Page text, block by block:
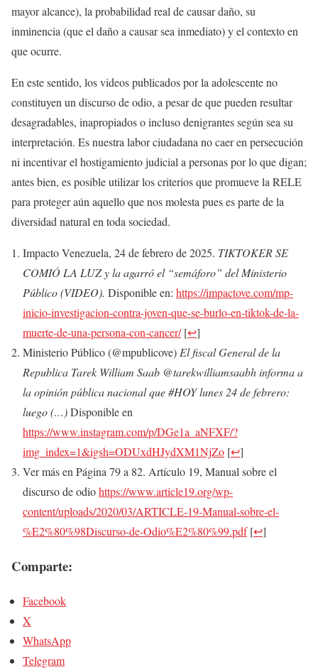
mayor alcance), la probabilidad real de causar daño, su
inminencia (que el daño a causar sea inmediato) y el contexto en
que ocurre.
En este sentido, los videos publicados por la adolescente no
constituyen un discurso de odio, a pesar de que pueden resultar
desagradables, inapropiados o incluso denigrantes según sea su
interpretación. Es nuestra labor ciudadana no caer en persecución
ni incentivar el hostigamiento judicial a personas por lo que digan;
antes bien, es posible utilizar los criterios que promueve la RELE
para proteger aún aquello que nos molesta pues es parte de la
diversidad natural en toda sociedad.
Impacto Venezuela, 24 de febrero de 2025. TIKTOKER SE
COMIÓ LA LUZ y la agarró el “semáforo” del Ministerio
Público (VIDEO). Disponible en: https://impactove.com/mp-
inicio-investigacion-contra-joven-que-se-burlo-en-tiktok-de-la-
muerte-de-una-persona-con-cancer/ [↩]
Ministerio Público (@mpublicove) El fiscal General de la
Republica Tarek William Saab @tarekwilliamsaabh informa a
la opinión pública nacional que #HOY lunes 24 de febrero:
luego (…)Disponible en
https://www.instagram.com/p/DGe1a_aNFXF/?
img_index=1&igsh=ODUxdHJydXM1NjZo [↩]
Ver más en Página 79 a 82. Artículo 19, Manual sobre el
discurso de odiohttps://www.article19.org/wp-
content/uploads/2020/03/ARTICLE-19-Manual-sobre-el-
%E2%80%98Discurso-de-Odio%E2%80%99.pdf [↩]
Comparte:
Facebook
X
WhatsApp
Telegram